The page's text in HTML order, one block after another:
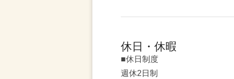
休日・休暇
■休日制度
週休2日制